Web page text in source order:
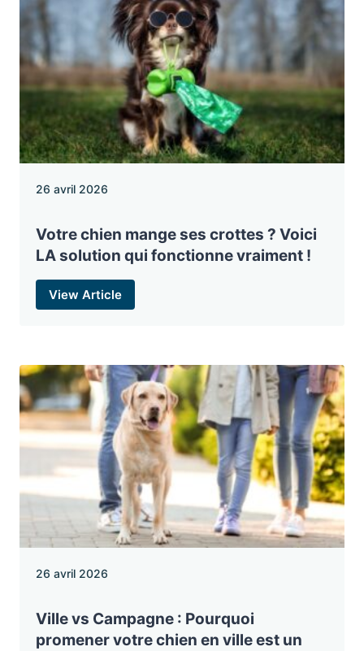
26 avril 2026
Votre chien mange ses crottes ? Voici
LA solution qui fonctionne vraiment !
View Article
26 avril 2026
Ville vs Campagne : Pourquoi
promener votre chien en ville est un